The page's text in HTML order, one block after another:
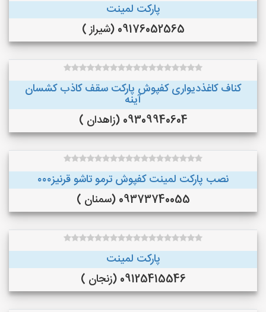
پارکت لمینت
09176052565 (شیراز )
کناف کاغذدیواری کفپوش پارکت سقف کاذب کشسان
آینه
09309940604 (زاهدان )
نصب پارکت لمینت کفپوش ترمو تاشو قرنیز۰۰۰
09373740055 (سمنان )
پارکت لمینت
09125415546 (زنجان )